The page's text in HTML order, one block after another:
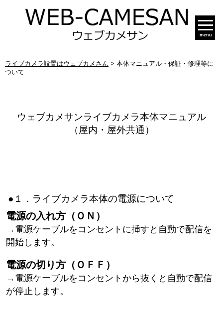
menu
ライブカメラ設置はウェブカメさん > 本体マニュアル・保証・修理等に
ついて
ウェブカメサンライブカメラ本体マニュアル
（屋内・屋外共通）
●１．ライブカメラ本体の電源について
電源の入れ方（ＯＮ）
→電源ケーブルをコンセントに挿すと自動で配信を
開始します。
電源の切り方（ＯＦＦ）
→電源ケーブルをコンセントから抜くと自動で配信
が停止します。